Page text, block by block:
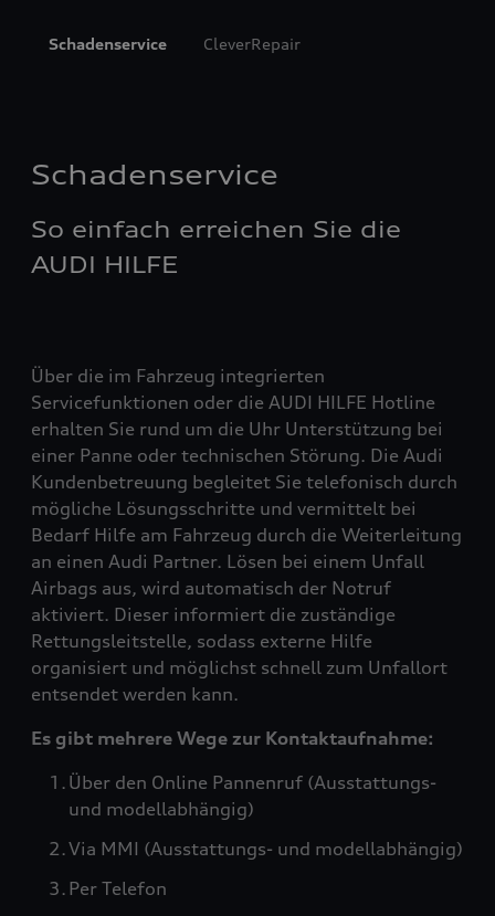
Schadenservice CleverRepair
Schadenservice
So einfach erreichen Sie die
AUDI HILFE
Über die im Fahrzeug integrierten
Servicefunktionen oder die AUDI HILFE Hotline
erhalten Sie rund um die Uhr Unterstützung bei
einer Panne oder technischen Störung. Die Audi
Kundenbetreuung begleitet Sie telefonisch durch
mögliche Lösungsschritte und vermittelt bei
Bedarf Hilfe am Fahrzeug durch die Weiterleitung
an einen Audi Partner. Lösen bei einem Unfall
Airbags aus, wird automatisch der Notruf
aktiviert. Dieser informiert die zuständige
Rettungsleitstelle, sodass externe Hilfe
organisiert und möglichst schnell zum Unfallort
entsendet werden kann.
Es gibt mehrere Wege zur Kontaktaufnahme:
Über den Online Pannenruf (Ausstattungs-
und modellabhängig)
Via MMI (Ausstattungs- und modellabhängig)
Per Telefon